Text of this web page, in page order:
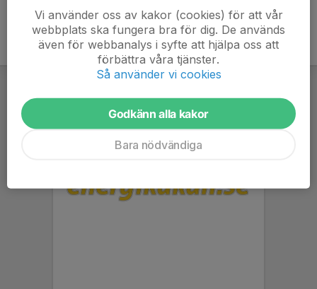
Vi använder oss av kakor (cookies) för att vår
webbplats ska fungera bra för dig. De används
även för webbanalys i syfte att hjälpa oss att
förbättra våra tjänster.
Så använder vi cookies
Godkänn alla kakor
Bara nödvändiga